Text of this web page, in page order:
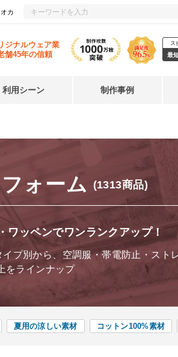
カ
ジナルウェア業
舗45年の信頼
ス
最
利用シーン 制作事例
ォーム (1313商品)
ワッペンでワンランクアップ！
プ別から、空調服・帯電防止・スト
をラインナップ
夏用の涼しい素材 コットン100%素材